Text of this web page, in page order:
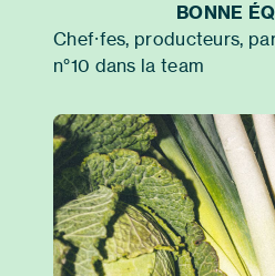
BONNE
Chef⸱fes, producteurs,
n°10 dans la team